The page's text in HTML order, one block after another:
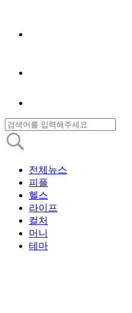
전체뉴스
피플
헬스
라이프
컬처
머니
테마